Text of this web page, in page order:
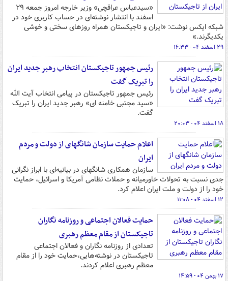
«سیدعباس عراقچی» وزیر خارجه امروز جمعه ۲۹
اسفند با انتشار نوشته‌ای در حساب کاربری خود در
شبکه ایکس نوشت: «ایران و تاجیکستان همراه روزهای سختی و خوشی
یکدیگرند.»
۲۹ اسفند ۰۴ - ۱۶:۳۳
رئیس جمهور تاجیکستان انتخاب رهبر جدید ایران
را تبریک گفت
رئیس جمهور تاجیکستان در پیامی انتخاب آیت الله
«سید مجتبی خامنه‌ ای» رهبر جدید ایران را تبریک
گفت.
۱۸ اسفند ۰۴ - ۲۰:۰۳
اعلام حمایت سازمان شانگهای از دولت و مردم
ایران
سازمان همکاری شانگهای در بیانیه‌ای با ابراز نگرانی
جدی نسبت به تحولات خاورمیانه و حملات نظامی آمریکا و اسرائیل، حمایت
خود را از دولت و ملت ایران اعلام کرد.
۱۲ اسفند ۰۴ - ۱۱:۰۸
حمایت فعالان اجتماعی و روزنامه نگاران
تاجیکستان از مقام معظم رهبری
تعدادی از روزنامه نگاران و فعالان اجتماعی
تاجیکستان در نوشته‌هایی،حمایت خود را از مقام
معظم رهبری اعلام کردند.
۱۷ بهمن ۰۴ - ۱۴:۵۹